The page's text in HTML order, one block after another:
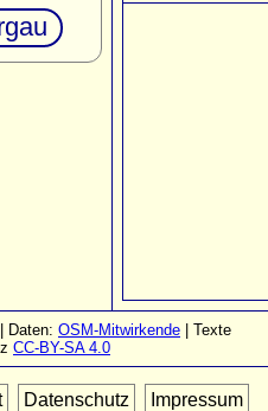
| Daten: OSM-Mitwirkende | Texte
CC-BY-SA 4.0
Datenschutz Impressum